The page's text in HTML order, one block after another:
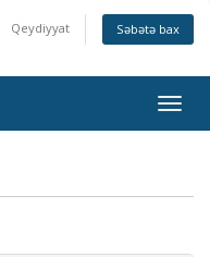
Qeydiyyat Səbətə bax